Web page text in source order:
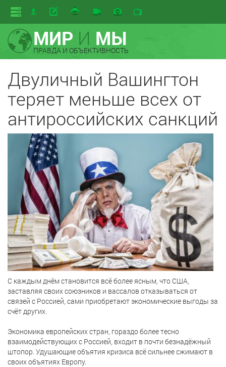
МИРИ МЫ
ПРАВДА И ОБЪЕКТИВНОСТЬ
Двуличный Вашингтон
теряет меньше всех от
антироссийских санкций
С каждым днём становится всё более ясным, что США,
заставляя своих союзников и вассалов отказываться от
связей с Россией, сами приобретают экономические выгоды за
счёт других.
Экономика европейских стран, гораздо более тесно
взаимодействующих с Россией, входит в почти безнадёжный
штопор. Удушающие объятия кризиса всё сильнее сжимают в
своих объятиях Европу.